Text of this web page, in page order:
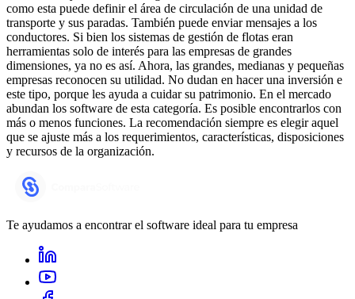
como esta puede definir el área de circulación de una unidad de
transporte y sus paradas. También puede enviar mensajes a los
conductores. Si bien los sistemas de gestión de flotas eran
herramientas solo de interés para las empresas de grandes
dimensiones, ya no es así. Ahora, las grandes, medianas y pequeñas
empresas reconocen su utilidad. No dudan en hacer una inversión e
este tipo, porque les ayuda a cuidar su patrimonio. En el mercado
abundan los software de esta categoría. Es posible encontrarlos con
más o menos funciones. La recomendación siempre es elegir aquel
que se ajuste más a los requerimientos, características, disposiciones
y recursos de la organización.
Te ayudamos a encontrar el software ideal para tu empresa